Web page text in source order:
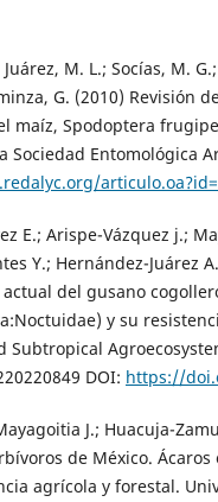
Juárez, M. L.; Socías, M.
G. (2010) Revisión
maíz, Spodoptera
Sociedad Entomológica
E.; Arispe-Vázquez j.;
Y.; Hernández-Juárez
actual del gusano
y su
Subtropical
DOI: https://
J.; Huacuja-
de México.
agrícola y forestal.